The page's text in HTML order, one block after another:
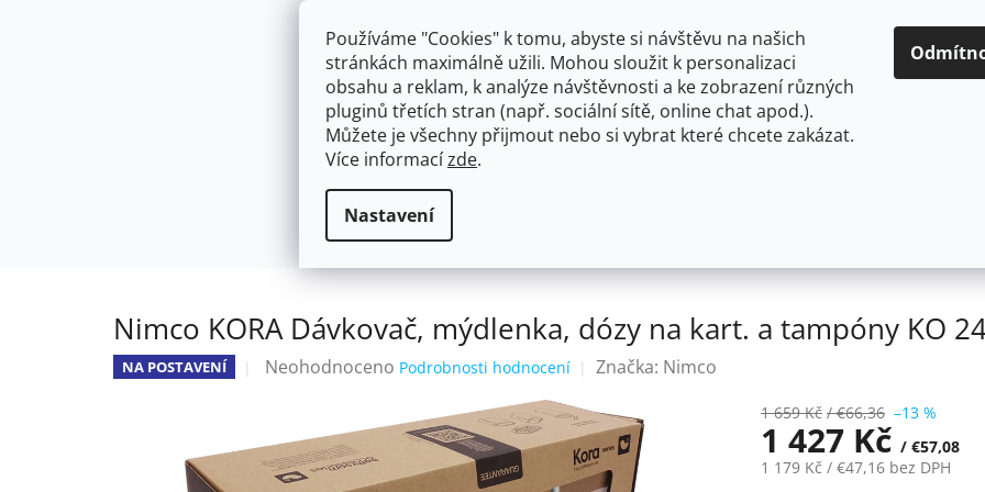
Používáme "Cookies" k tomu, abyste si návštěvu na našich
stránkách maximálně užili. Mohou sloužit k personalizaci
obsahu a reklam, k analýze návštěvnosti a ke zobrazení různých
pluginů třetích stran (např. sociální sítě, online chat apod.).
Můžete je všechny přijmout nebo si vybrat které chcete zakázat.
Více informacízde.
Nastavení
HLEDAT
NÁSTĚNNÉ 150/100MM SE SPRCHOU
Nimco KORA Dávkovač, mýdlenka, dózy na kart. a tampóny KO 24000SET-05
Nimco KORA Dávkovač, mýdlenka, dózy na kart. a tampóny KO
NA POSTAVENÍ
Průměrné
je
0,0
Neohodnoceno Podrobnosti hodnocení Značka: Nimco
1 659 Kč / €66,36 –13 %
1 427 Kč / €57,08
1 179 Kč / €47,16 bez DPH